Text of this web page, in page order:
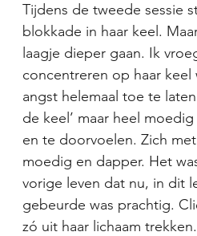
Tijdens de tweede sessie
blokkade in haar keel.
laagje dieper gaan. Ik
concentreren op haar
angst helemaal toe te
de keel’ maar heel
en te doorvoelen. Zich
moedig en dapper. Het
vorige leven dat nu, in dit
gebeurde was prachtig.
zó uit haar lichaam